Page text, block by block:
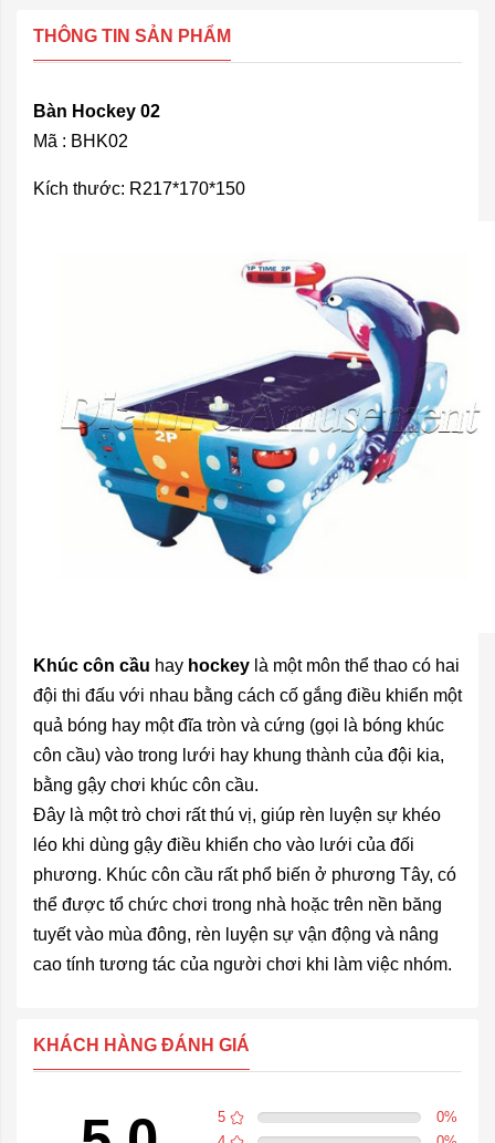
THÔNG TIN SẢN PHẨM
Bàn Hockey 02
Mã : BHK02
Kích thước: R217*170*150
Khúc côn cầu hay hockey là một môn thể thao có hai
đội thi đấu với nhau bằng cách cố gắng điều khiển một
quả bóng hay một đĩa tròn và cứng (gọi là bóng khúc
côn cầu) vào trong lưới hay khung thành của đội kia,
bằng gậy chơi khúc côn cầu.
Đây là một trò chơi rất thú vị, giúp rèn luyện sự khéo
léo khi dùng gậy điều khiển cho vào lưới của đối
phương. Khúc côn cầu rất phổ biến ở phương Tây, có
thể được tổ chức chơi trong nhà hoặc trên nền băng
tuyết vào mùa đông, rèn luyện sự vận động và nâng
cao tính tương tác của người chơi khi làm việc nhóm.
KHÁCH HÀNG ĐÁNH GIÁ
5 0%